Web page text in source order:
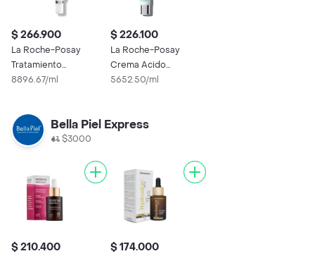
$ 266.900
La Roche-Posay
Tratamiento
Antiarrugas Redermic
8896.67/ml
$ 226.100
La Roche-Posay
Crema Acido
Hialurónico Anti-Edad
5652.50/ml
Bella Piel Express
$3000
$ 210.400
$ 174.000